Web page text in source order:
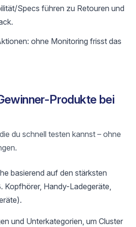
Specs führen zu Retouren und
ohne Monitoring frisst das
Produkte bei
du schnell testen kannst – ohne
basierend auf den stärksten
Kopfhörer, Handy-Ladegeräte,
und Unterkategorien, um Cluster